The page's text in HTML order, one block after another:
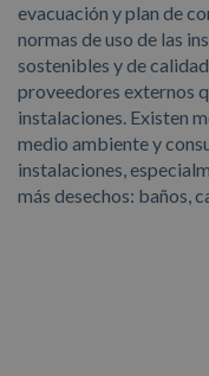
evacuación y plan de
normas de uso de las
sostenibles y de
proveedores externos
instalaciones. Existen
medio ambiente y
instalaciones,
más desechos: baños,